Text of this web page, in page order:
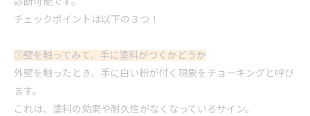
チェックポイントは以下の３つ！
①壁を触ってみて、手に塗料がつくかどうか
外壁を触ったとき、手に白い粉が付く現象をチョーキングと呼び
ます。
これは、塗料の効果や耐久性がなくなっているサイン。